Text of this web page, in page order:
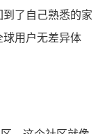
了自己熟悉的家
球用户无差异体